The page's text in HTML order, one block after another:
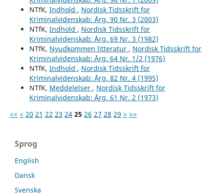
NTfK, Indhold , Nordisk Tidsskrift for
Kriminalvidenskab: Årg. 90 Nr. 3 (2003)
NTfK, Indhold , Nordisk Tidsskrift for
Kriminalvidenskab: Årg. 69 Nr. 3 (1982)
NTfK, Nyudkommen litteratur , Nordisk Tidsskrift for
Kriminalvidenskab: Årg. 64 Nr. 1/2 (1976)
NTfK, Indhold , Nordisk Tidsskrift for
Kriminalvidenskab: Årg. 82 Nr. 4 (1995)
NTfK, Meddelelser , Nordisk Tidsskrift for
Kriminalvidenskab: Årg. 61 Nr. 2 (1973)
<< < 20 21 22 23 24 25 26 27 28 29 > >>
Sprog
English
Dansk
Svenska